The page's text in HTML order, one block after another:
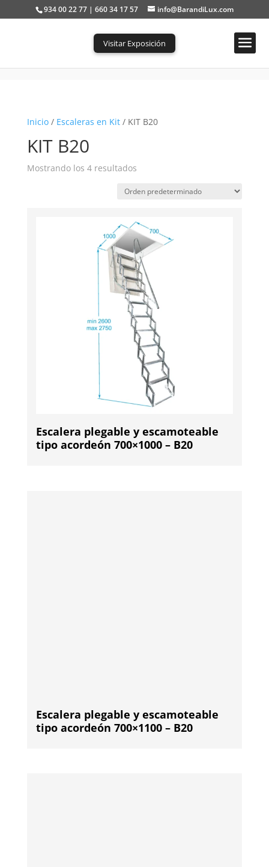
934 00 22 77 | 660 34 17 57 info@BarandiLux.com
Visitar Exposición
Inicio/ Escaleras en Kit/ KIT B20
KIT B20
Mostrando los 4 resultados
Escalera plegable y escamoteable
tipo acordeón 700×1000 – B20
Escalera plegable y escamoteable
tipo acordeón 700×1100 – B20